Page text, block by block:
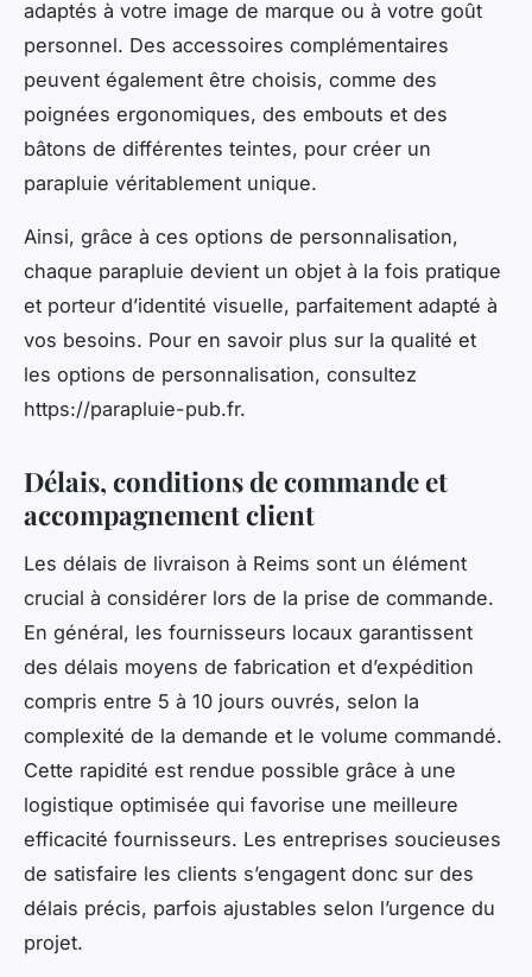
adaptés à votre image de marque ou à votre goût
personnel. Des accessoires complémentaires
peuvent également être choisis, comme des
poignées ergonomiques, des embouts et des
bâtons de différentes teintes, pour créer un
parapluie véritablement unique.
Ainsi, grâce à ces options de personnalisation,
chaque parapluie devient un objet à la fois pratique
et porteur d’identité visuelle, parfaitement adapté à
vos besoins. Pour en savoir plus sur la qualité et
les options de personnalisation, consultez
https://parapluie-pub.fr.
Délais, conditions de commande et
accompagnement client
Les délais de livraison à Reims sont un élément
crucial à considérer lors de la prise de commande.
En général, les fournisseurs locaux garantissent
des délais moyens de fabrication et d’expédition
compris entre 5 à 10 jours ouvrés, selon la
complexité de la demande et le volume commandé.
Cette rapidité est rendue possible grâce à une
logistique optimisée qui favorise une meilleure
efficacité fournisseurs. Les entreprises soucieuses
de satisfaire les clients s’engagent donc sur des
délais précis, parfois ajustables selon l’urgence du
projet.